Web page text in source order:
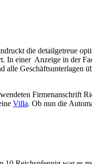
die detailgetreue
einer Anzeige in der
Geschäftsunterlagen
Firmenanschrift
Villa. Ob nun die